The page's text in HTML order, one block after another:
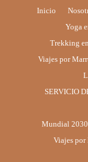
Inicio
Yoga
Trekking
Viajes por
SERVICIO
Mundial
Viajes por